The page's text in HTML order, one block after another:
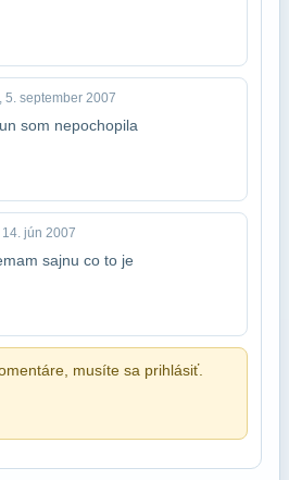
5. september 2007
som nepochopila
14. jún 2007
sajnu co to je
musíte sa prihlásiť.